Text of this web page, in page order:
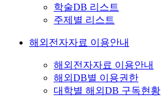
학술DB 리스트
주제별 리스트
해외전자자료 이용안내
해외전자자료 이용안내
해외DB별 이용권한
대학별 해외DB 구독현황